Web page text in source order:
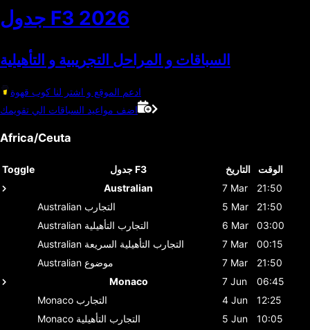
جدول F3 2026
السباقات و المراحل التجريبية و التأهيلية
ادعم الموقع و اشتر لنا كوب قهوة
اضف مواعيد السباقات الي تقويمك
Africa/Ceuta
Toggle جدول F3 التاريخ
الوقت
Australian
7 Mar
21:50
Australian التجارب 5 Mar
21:50
Australian التجارب التأهيلية 6 Mar
03:00
Australian التجارب التأهيلية السريعة 7 Mar
00:15
Australian موضوع 7 Mar
21:50
Monaco
7 Jun
06:45
Monaco التجارب 4 Jun
12:25
Monaco التجارب التأهيلية 5 Jun
10:05